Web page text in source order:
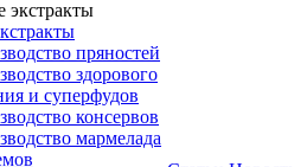
пряностей
здорового
и суперфудов
консервов
мармелада